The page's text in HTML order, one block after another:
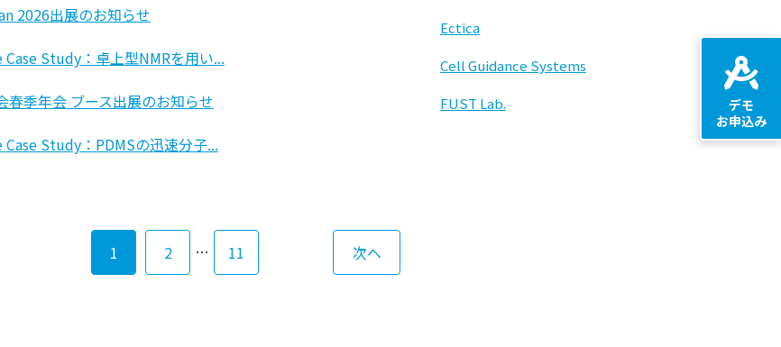
デモ
お申込み
2026出展のお知らせ
Study：卓上型NMRを用い...
春季年会 ブース出展のお知らせ
Study：PDMSの迅速分子...
Ectica
Cell Guidance Systems
FUST Lab.
1 2 … 11 次へ